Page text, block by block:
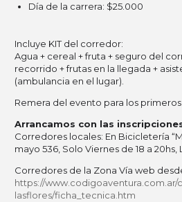
Día de la carrera: $25.000
Incluye KIT del corredor:
Agua + cereal + fruta + seguro del
recorrido + frutas en la llegada +
(ambulancia en el lugar).
Remera del evento para los
Arrancamos con las
Corredores locales: En Bicicletería
mayo 536, Solo Viernes de 18 a 20hs,
Corredores de la Zona Vía web
https://www.codigoaventura.com.ar/
lasflores/ficha_tecnica.htm